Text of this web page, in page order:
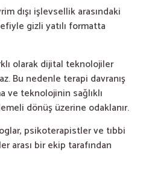
dışı işlevsellik arasındaki
gizli yatılı formatta
olarak dijital teknolojiler
Bu nedenle terapi davranış
ve teknolojinin sağlıklı
dönüş üzerine odaklanır.
psikoterapistler ve tıbbi
arası bir ekip tarafından